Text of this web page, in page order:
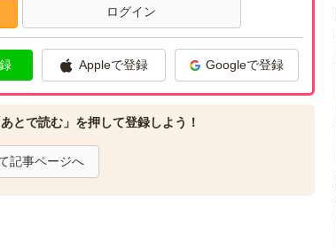
ログイン
Appleで登録 Googleで登録
とで読む」を押して登録しよう！
記事ページへ